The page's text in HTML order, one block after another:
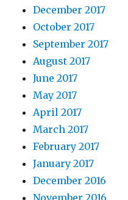
December 2017
October 2017
September 2017
August 2017
June 2017
May 2017
April 2017
March 2017
February 2017
January 2017
December 2016